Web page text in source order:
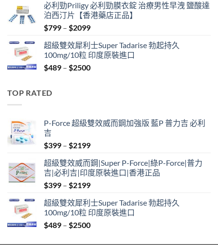
was:
$399.
is:
$369.
必利勁Priligy 必利勁膜衣錠 治療男性早洩 鹽酸達
泊西汀片【香港藥店正品】
$799 – $2099Price
$799
through
$2099
超級雙效犀利士Super Tadarise 勃起持久
100mg/10粒 印度原裝進口
$489 – $2500Price
TOP RATED
P-Force 超級雙效威而鋼加強版 藍P 普力吉 必利
吉
$399 – $2199Price
$399
through
$2199
超級雙效威而鋼|Super P-Force|綠P-Force|普力
吉|必利吉|印度原裝進口|香港正品
$399 – $2199Price
$399
through
$2199
超級雙效犀利士Super Tadarise 勃起持久
100mg/10粒 印度原裝進口
$489 – $2500Price